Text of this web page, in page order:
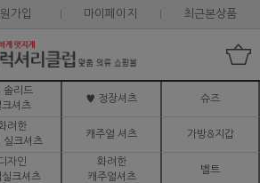
가입 마이페이지 최근본상품
솔리드
크셔츠
♥ 정장셔츠 슈즈
려한
실크셔츠
캐주얼 셔츠 가방&지갑
자인
실크셔츠
화려한
캐주얼셔츠
벨트